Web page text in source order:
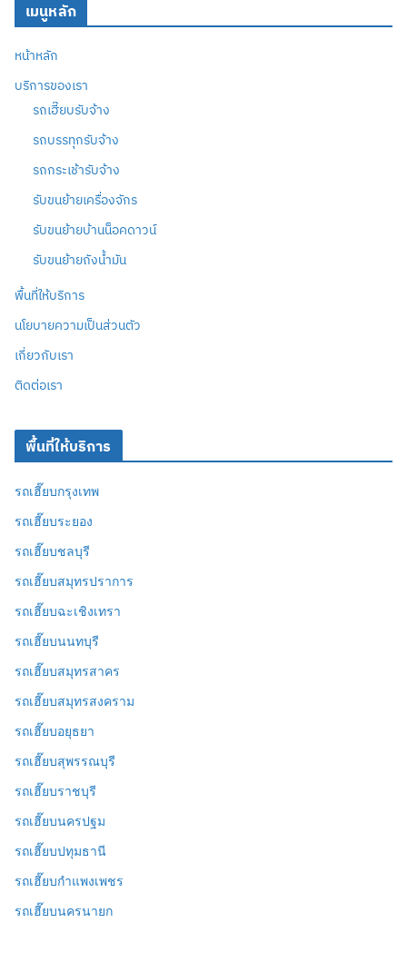
เมนูหลัก
หน้าหลัก
บริการของเรา
รถเฮี๊ยบรับจ้าง
รถบรรทุกรับจ้าง
รถกระเช้ารับจ้าง
รับขนย้ายเครื่องจักร
รับขนย้ายบ้านน็อคดาวน์
รับขนย้ายถังน้ำมัน
พื้นที่ให้บริการ
นโยบายความเป็นส่วนตัว
เกี่ยวกับเรา
ติดต่อเรา
พื้นที่ให้บริการ
รถเฮี๊ยบกรุงเทพ
รถเฮี๊ยบระยอง
รถเฮี๊ยบชลบุรี
รถเฮี๊ยบสมุทรปราการ
รถเฮี๊ยบฉะเชิงเทรา
รถเฮี๊ยบนนทบุรี
รถเฮี๊ยบสมุทรสาคร
รถเฮี๊ยบสมุทรสงคราม
รถเฮี๊ยบอยุธยา
รถเฮี๊ยบสุพรรณบุรี
รถเฮี๊ยบราชบุรี
รถเฮี๊ยบนครปฐม
รถเฮี๊ยบปทุมธานี
รถเฮี๊ยบกำแพงเพชร
รถเฮี๊ยบนครนายก